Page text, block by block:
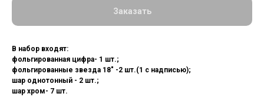
Заказать
В набор входят:
фольгированная цифра- 1 шт.;
фольгированные звезда 18" -2 шт.(1 с надписью);
шар однотонный - 2 шт.;
шар хром- 7 шт.